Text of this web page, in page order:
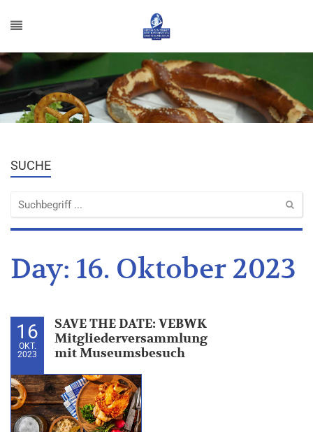
SUCHE
Day: 16. Oktober 2023
16
OKT.
2023
SAVE THE DATE: VEBWK
Mitgliederversammlung
mit Museumsbesuch